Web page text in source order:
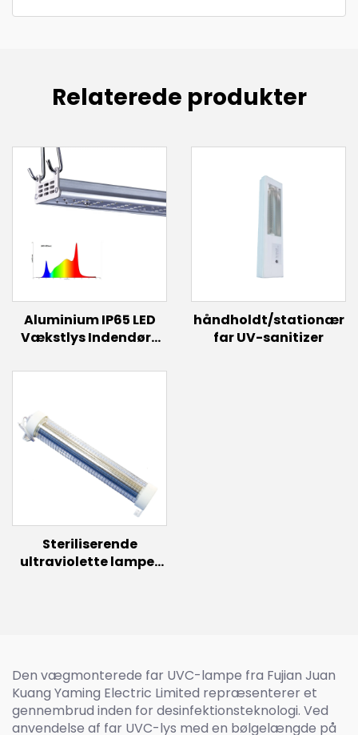
Relaterede produkter
Aluminium IP65 LED
Vækstlys Indendørs
150W Grøntsager
Vækstlys Storkontor
håndholdt/stationær
far UV-sanitizer
Steriliserende
ultraviolette lamper
Den vægmonterede far UVC-lampe fra Fujian Juan
Kuang Yaming Electric Limited repræsenterer et
gennembrud inden for desinfektionsteknologi. Ved
anvendelse af far UVC-lys med en bølgelængde på